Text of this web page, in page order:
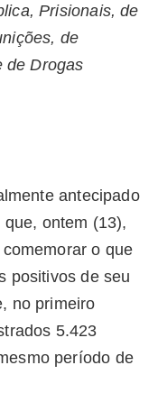
Prisionais, de
de
de Drogas
antecipado
ontem (13),
o que
positivos de seu
no primeiro
5.423
período de